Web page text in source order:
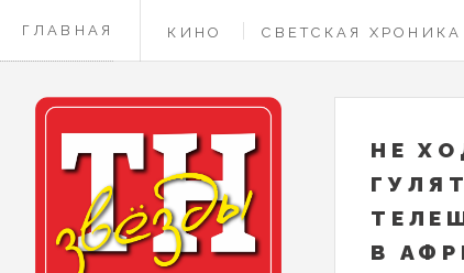
ГЛАВНАЯ КИНО СВЕТСКАЯ ХРОНИКА
КОНТАКТЫ
НЕ
В